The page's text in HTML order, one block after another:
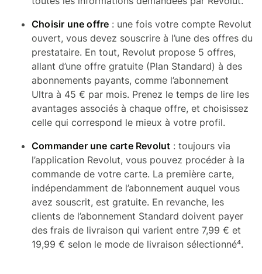
Choisir une offre : une fois votre compte Revolut
ouvert, vous devez souscrire à l’une des offres du
prestataire. En tout, Revolut propose 5 offres,
allant d’une offre gratuite (Plan Standard) à des
abonnements payants, comme l’abonnement
Ultra à 45 € par mois. Prenez le temps de lire les
avantages associés à chaque offre, et choisissez
celle qui correspond le mieux à votre profil.
Commander une carte Revolut : toujours via
l’application Revolut, vous pouvez procéder à la
commande de votre carte. La première carte,
indépendamment de l’abonnement auquel vous
avez souscrit, est gratuite. En revanche, les
clients de l’abonnement Standard doivent payer
des frais de livraison qui varient entre 7,99 € et
19,99 € selon le mode de livraison sélectionné⁴.